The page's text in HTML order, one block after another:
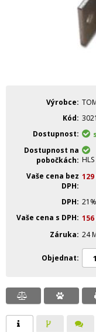
Výrobce
Kód
Dostupnost
Dostupnost na
pobočkách
HLS
Vaše cena bez
DPH
129
DPH 21%
Vaše cena s DPH 156
Záruka 24
Objednat